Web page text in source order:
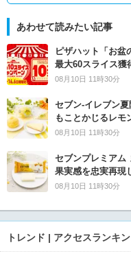
あわせて読みたい記事
ピザハット「お盆
最大60スライス獲
08月10日 11時30分
セブン‐イレブン
もことかじるレモ
08月10日 11時30分
セブンプレミアム
果実感を忠実再現
08月10日 11時30分
トレンド | アクセスランキ